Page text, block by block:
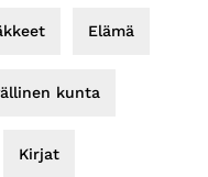
Elämä
kunta
Kirjat